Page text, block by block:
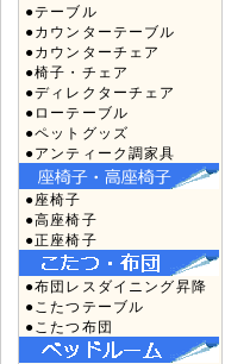
●テーブル
●カウンターテーブル
●カウンターチェア
●椅子・チェア
●ディレクターチェア
●ローテーブル
●ペットグッズ
●アンティーク調家具
●座椅子
●高座椅子
●正座椅子
●布団レスダイニング昇降
●こたつテーブル
●こたつ布団